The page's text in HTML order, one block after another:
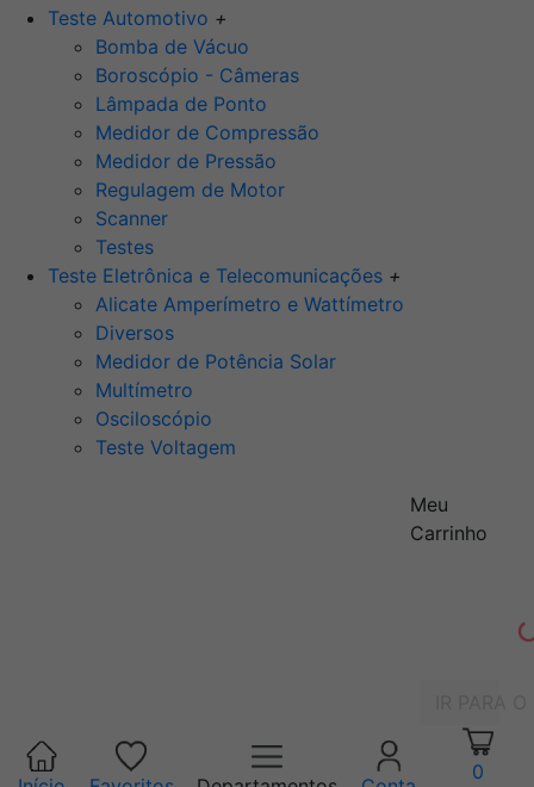
Teste Automotivo +
Bomba de Vácuo
Boroscópio - Câmeras
Lâmpada de Ponto
Medidor de Compressão
Medidor de Pressão
Regulagem de Motor
Scanner
Testes
Teste Eletrônica e Telecomunicações +
Alicate Amperímetro e Wattímetro
Diversos
Medidor de Potência Solar
Multímetro
Osciloscópio
Teste Voltagem
Meu
Carrinho
0